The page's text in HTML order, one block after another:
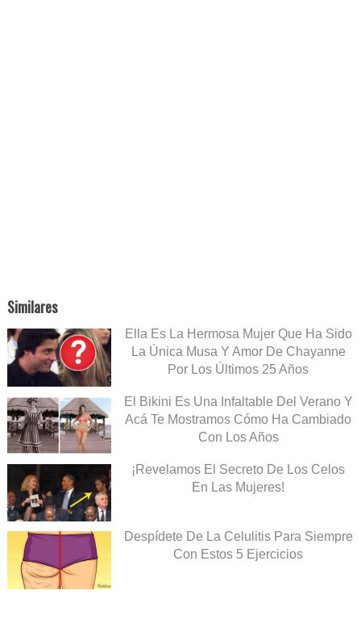
Similares
Ella Es La Hermosa Mujer Que Ha Sido
La Única Musa Y Amor De Chayanne
Por Los Últimos 25 Años
El Bikini Es Una Infaltable Del Verano Y
Acá Te Mostramos Cómo Ha Cambiado
Con Los Años
¡Revelamos El Secreto De Los Celos
En Las Mujeres!
Despídete De La Celulitis Para Siempre
Con Estos 5 Ejercicios